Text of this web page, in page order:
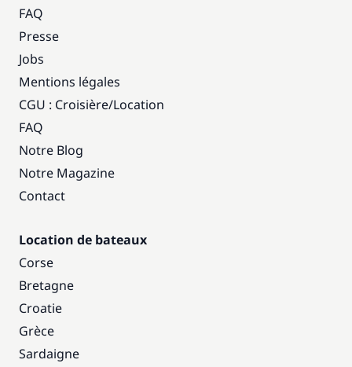
FAQ
Presse
Jobs
Mentions légales
CGU : Croisière/Location
FAQ
Notre Blog
Notre Magazine
Contact
Location de bateaux
Corse
Bretagne
Croatie
Grèce
Sardaigne